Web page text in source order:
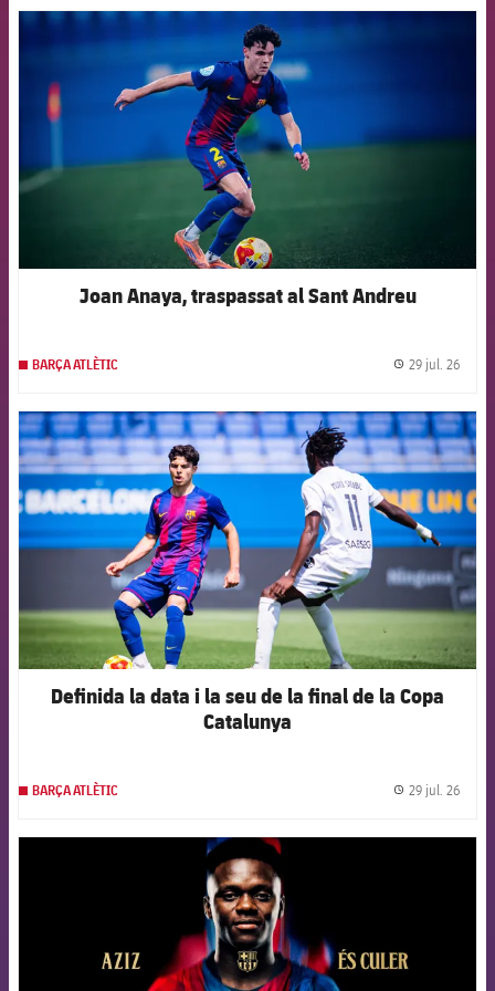
FCB Barcelona badge
Joan Anaya, traspassat al Sant Andreu
BARÇA ATLÈTIC 29 jul. 26
FCB Barcelona badge
Definida la data i la seu de la final de la Copa
Catalunya
BARÇA ATLÈTIC 29 jul. 26
FCB Barcelona badge